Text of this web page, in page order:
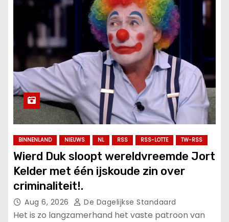
BINNENLAND NIEUWS NL RSS RSS-LOTTE TW-RSS
Wierd Duk sloopt wereldvreemde Jort
Kelder met één ijskoude zin over
criminaliteit!.
Aug 6, 2026 De Dagelijkse Standaard
Het is zo langzamerhand het vaste patroon van